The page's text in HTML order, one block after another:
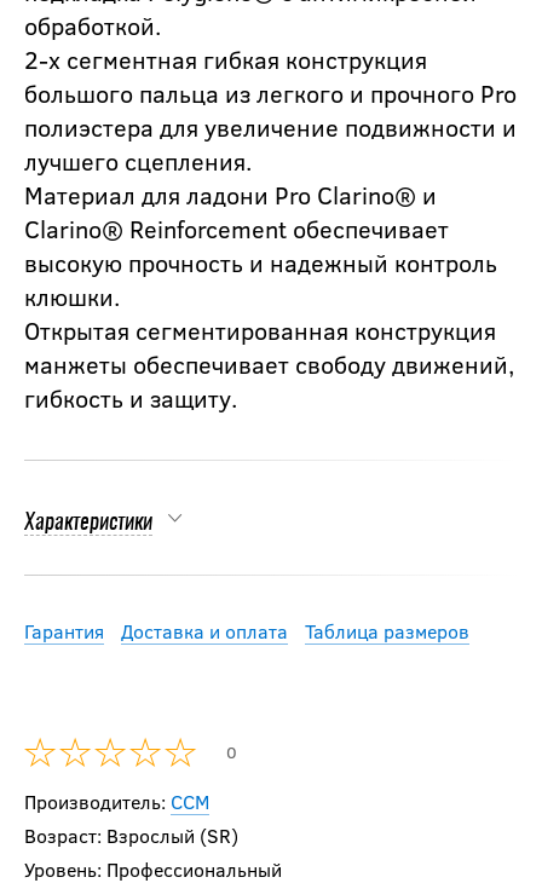
обработкой.
2-х сегментная гибкая конструкция
большого пальца из легкого и прочного Pro
полиэстера для увеличение подвижности и
лучшего сцепления.
Материал для ладони Pro Clarino® и
Clarino® Reinforcement обеспечивает
высокую прочность и надежный контроль
клюшки.
Открытая сегментированная конструкция
манжеты обеспечивает свободу движений,
гибкость и защиту.
Характеристики
Гарантия Доставка и оплата Таблица размеров
0
Производитель: CCM
Возраст: Взрослый (SR)
Уровень: Профессиональный